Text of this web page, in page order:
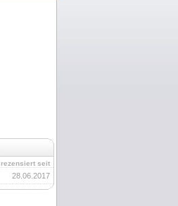
rezensiert seit
28.06.2017